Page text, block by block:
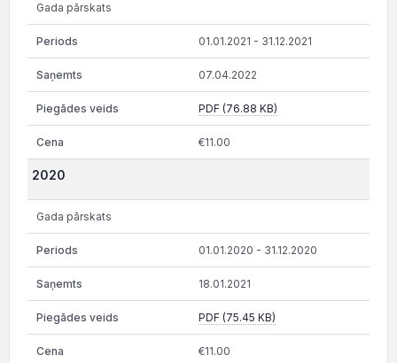
Gada pārskats
01.01.2021 - 31.12.2021
07.04.2022
PDF (76.88 KB)
€11.00
2020
Gada pārskats
01.01.2020 - 31.12.2020
18.01.2021
PDF (75.45 KB)
€11.00